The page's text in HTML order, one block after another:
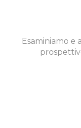
Esaminiamo e